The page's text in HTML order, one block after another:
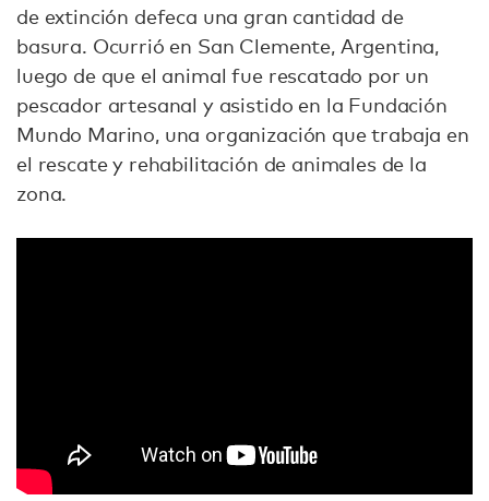
de extinción defeca una gran cantidad de
basura. Ocurrió en San Clemente, Argentina,
luego de que el animal fue rescatado por un
pescador artesanal y asistido en la Fundación
Mundo Marino, una organización que trabaja en
el rescate y rehabilitación de animales de la
zona.